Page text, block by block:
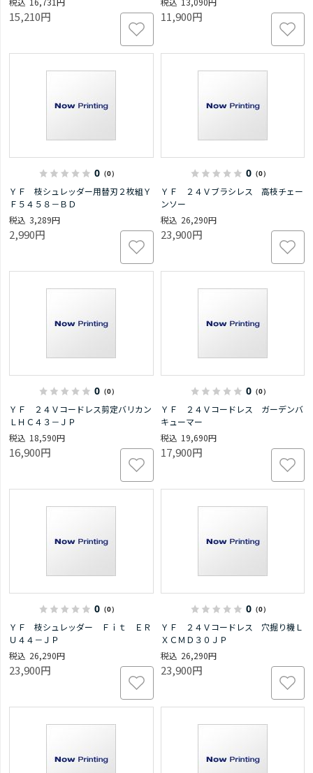
15,210円 11,900円
0 （0）
ＹＦ 枝シュレッダー用替刃２枚組Ｙ
Ｆ５４５８－ＢＤ
3,289円
2,990円
0（0）
ＹＦ ２４Ｖブラシレス 高枝チェー
ンソー
26,290円
23,900円
0 （0）
ＹＦ ２４Ｖコードレス剪定バリカン
ＬＨＣ４３－ＪＰ
18,590円
16,900円
0（0）
ＹＦ ２４Ｖコードレス ガーデンバ
キューマー
19,690円
17,900円
0 （0）
ＹＦ 枝シュレッダー Ｆｉｔ ＥＲ
Ｕ４４－ＪＰ
26,290円
23,900円
0（0）
ＹＦ ２４Ｖコードレス 穴掘り機Ｌ
ＸＣＭＤ３０ＪＰ
26,290円
23,900円